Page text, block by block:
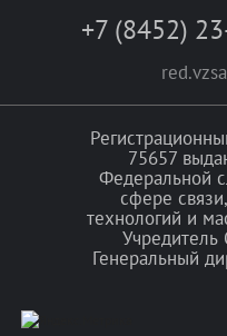
+7 (8452)
75657
Федеральной
сфере
технологий и
Генеральный